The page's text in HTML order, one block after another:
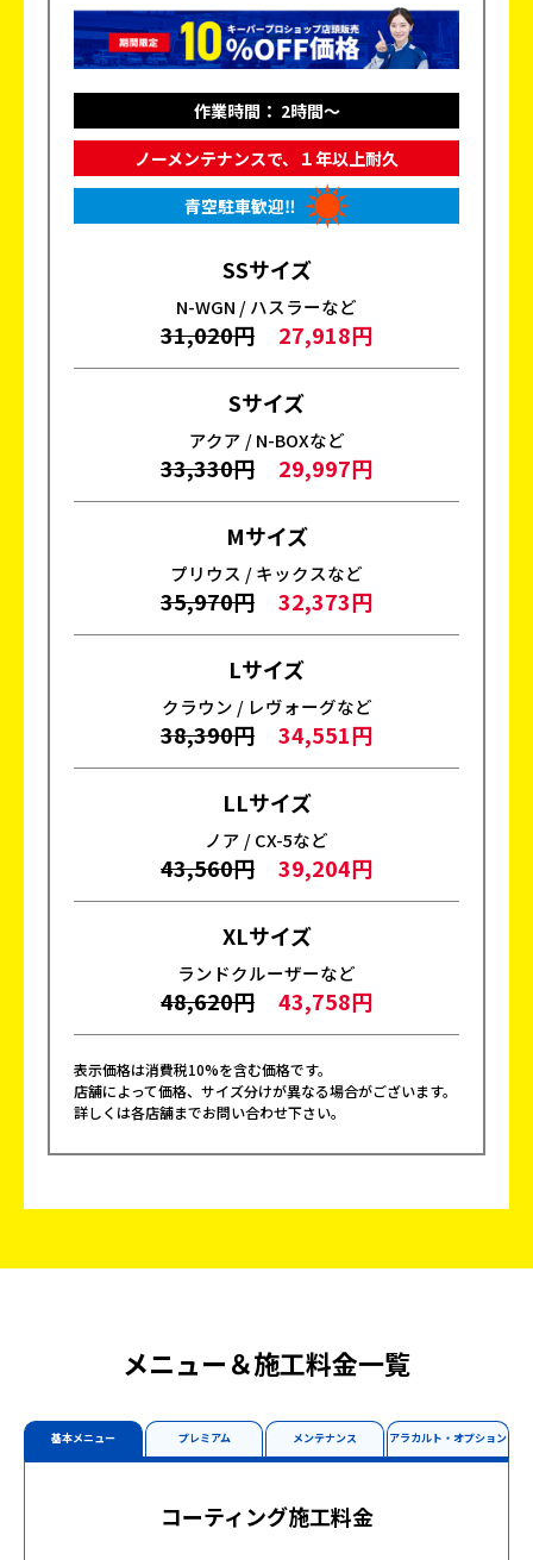
作業時間： 2時間～
ノーメンテナンスで、１年以上耐久
青空駐車歓迎‼
SSサイズ
N-WGN / ハスラーなど
31,020円 27,918円
Sサイズ
アクア / N-BOXなど
33,330円 29,997円
Mサイズ
プリウス / キックスなど
35,970円 32,373円
Lサイズ
クラウン / レヴォーグなど
38,390円 34,551円
LLサイズ
ノア / CX-5など
43,560円 39,204円
XLサイズ
ランドクルーザーなど
48,620円 43,758円
表示価格は消費税10%を含む価格です。
店舗によって価格、サイズ分けが異なる場合がございます。
詳しくは各店舗までお問い合わせ下さい。
メニュー＆施工料金一覧
基本メニュー プレミアム メンテナンス アラカルト・オプション
コーティング施工料金